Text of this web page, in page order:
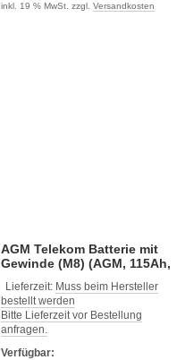
inkl. 19 % MwSt. zzgl. Versandkosten
AGM Telekom Batterie mit
Gewinde (M8) (AGM, 115Ah,
Lieferzeit: Muss beim Hersteller
bestellt werden
Bitte Lieferzeit vor Bestellung
anfragen.
Verfügbar: